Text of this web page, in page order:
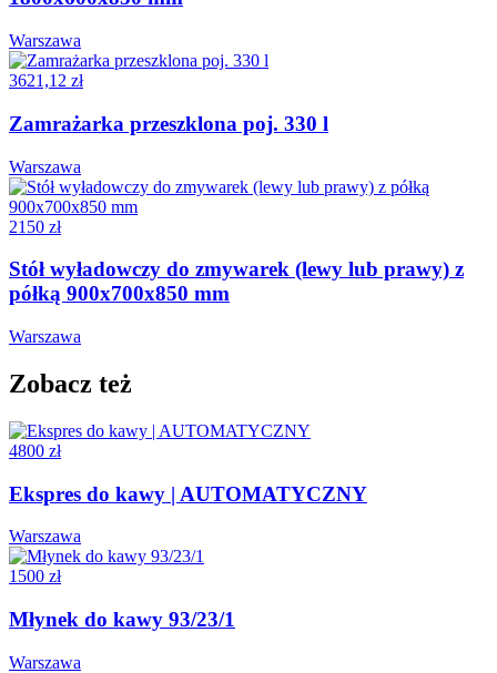
Warszawa
3621,12 zł
Zamrażarka przeszklona poj. 330 l
Warszawa
2150 zł
Stół wyładowczy do zmywarek (lewy lub prawy) z
półką 900x700x850 mm
Warszawa
Zobacz też
4800 zł
Ekspres do kawy | AUTOMATYCZNY
Warszawa
1500 zł
Młynek do kawy 93/23/1
Warszawa